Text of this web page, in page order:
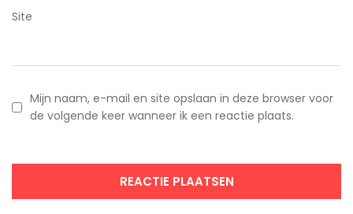
Site
Mijn naam, e-mail en site opslaan in deze browser voor
de volgende keer wanneer ik een reactie plaats.